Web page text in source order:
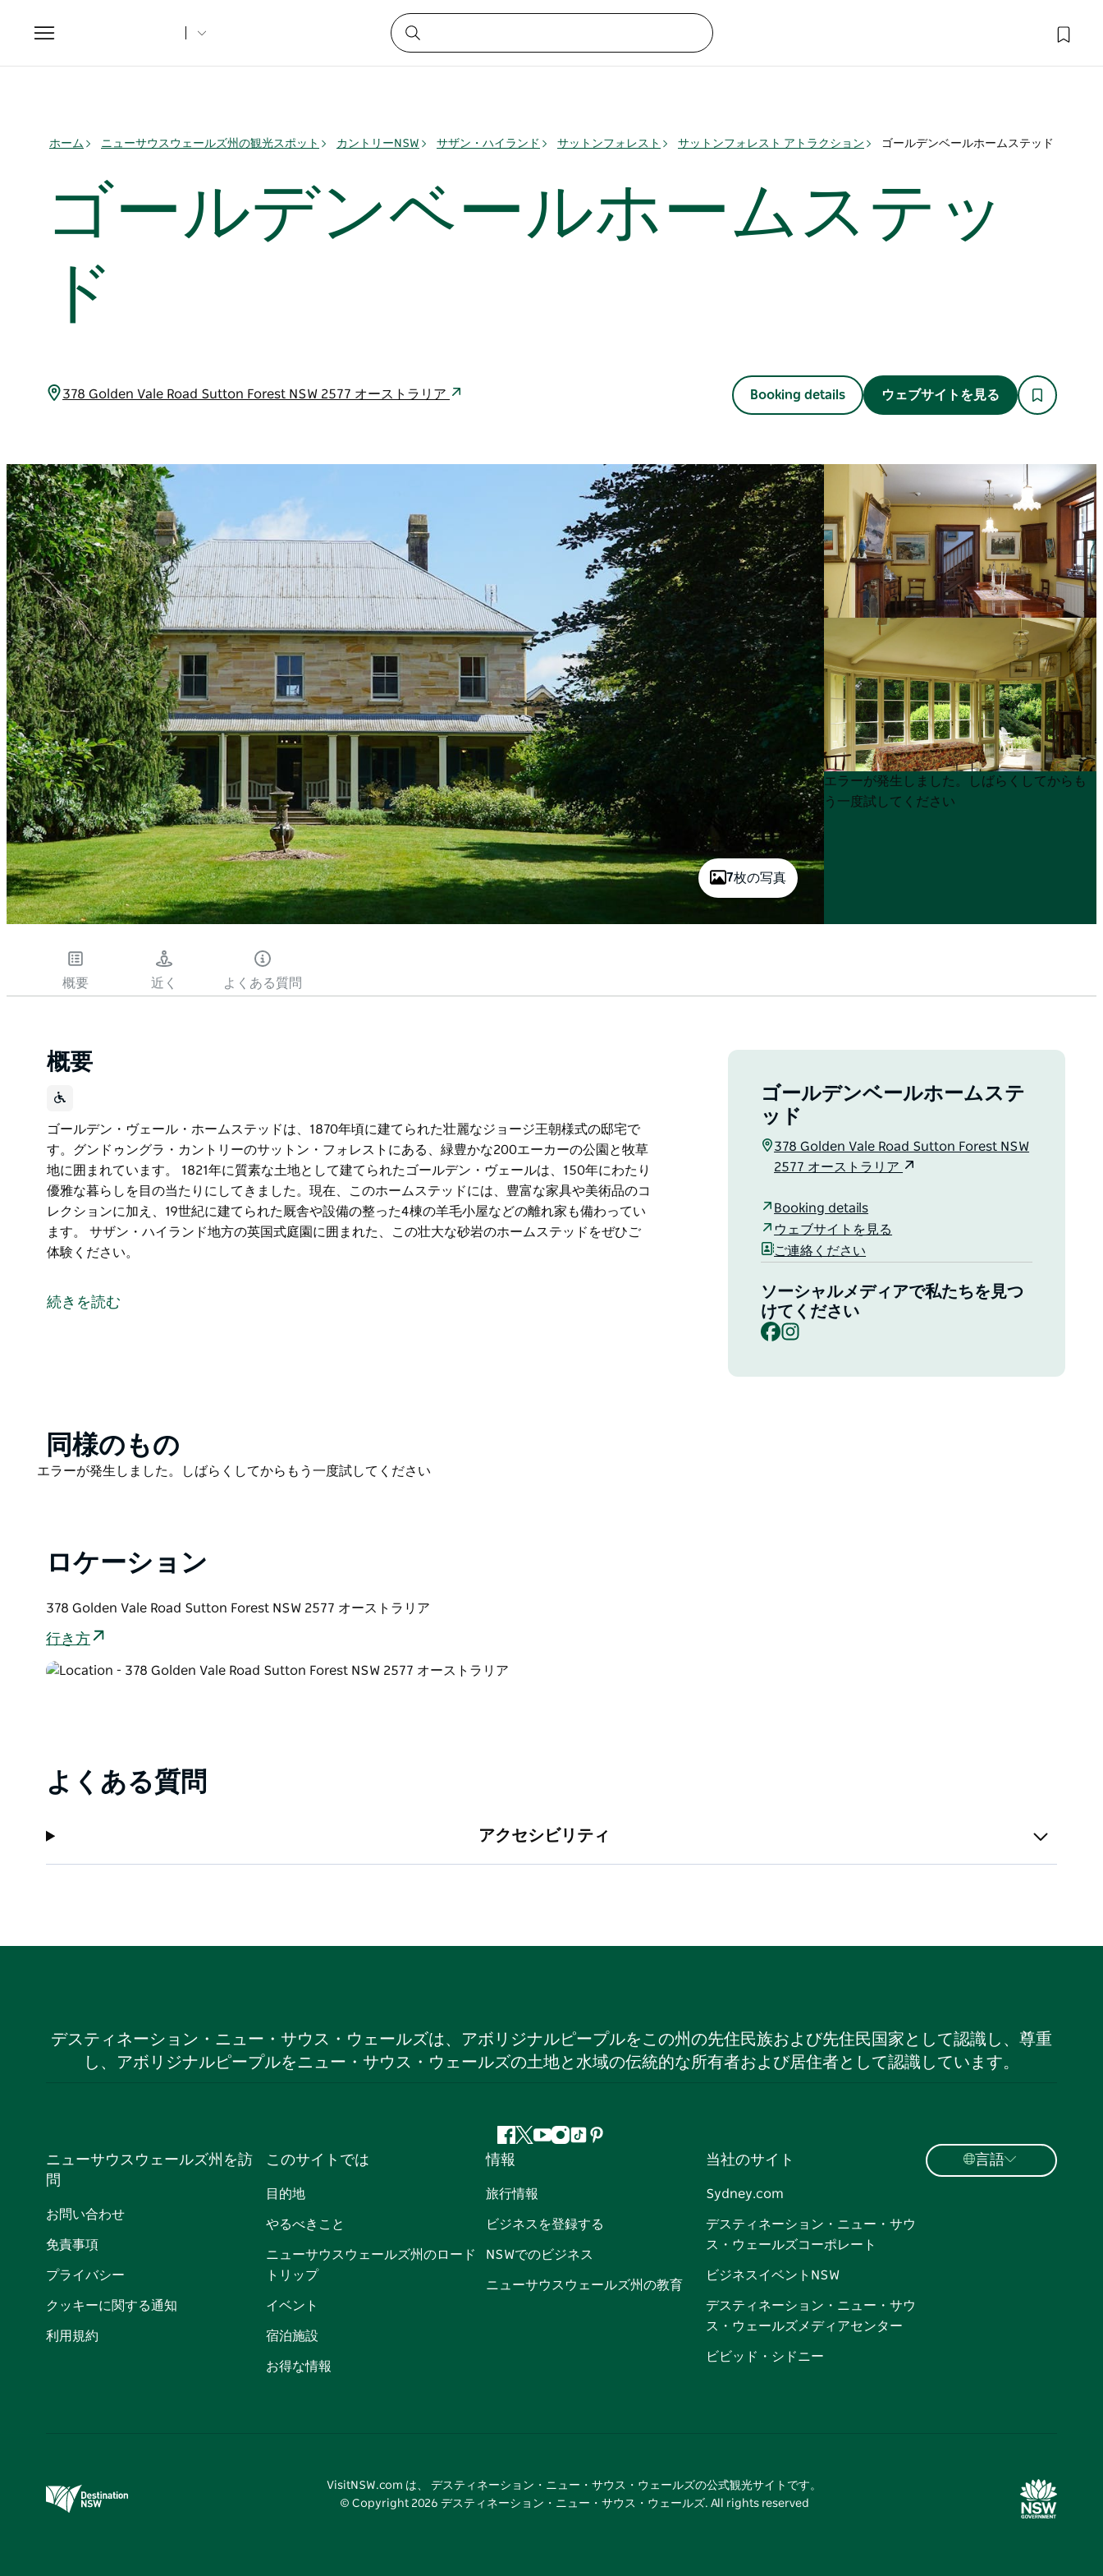
Toggle
navigation
ホーム ニューサウスウェールズ州の観光スポット カントリーNSW サザン・ハイランド サットンフォレスト サットンフォレスト アトラクション ゴールデンベールホームステッド
ゴールデンベールホームステッ
ド
378 Golden Vale Road Sutton Forest NSW 2577 オーストラリア Booking details ウェブサイトを見る
7枚の写真
Product
List
Product
List
エラーが発生しました。しばらくしてからも
う一度試してください
概要 近く よくある質問
概要
ゴールデン・ヴェール・ホームステッドは、1870年頃に建てられた壮麗なジョージ王朝様式の邸宅で
す。グンドゥングラ・カントリーのサットン・フォレストにある、緑豊かな200エーカーの公園と牧草
地に囲まれています。 1821年に質素な土地として建てられたゴールデン・ヴェールは、150年にわたり
優雅な暮らしを目の当たりにしてきました。現在、このホームステッドには、豊富な家具や美術品のコ
レクションに加え、19世紀に建てられた厩舎や設備の整った4棟の羊毛小屋などの離れ家も備わってい
ます。 サザン・ハイランド地方の英国式庭園に囲まれた、この壮大な砂岩のホームステッドをぜひご
体験ください。
す。グンドゥングラ・カントリーのサットン・フォレストにある、緑豊かな200エーカーの公園と牧草
地に囲まれています。
さい。
続きを読む
ゴールデンベールホームステ
ッド
378 Golden Vale Road Sutton Forest NSW
2577 オーストラリア
Booking details
ウェブサイトを見る
ご連絡ください
ソーシャルメディアで私たちを見つ
けてください
Facebook
Product
List
同様のもの
Product
エラーが発生しました。しばらくしてからもう一度試してください
ロケーション
378 Golden Vale Road Sutton Forest NSW 2577 オーストラリア
行き方
よくある質問
アクセシビリティ
デスティネーション・ニュー・サウス・ウェールズは、アボリジナルピープルをこの州の先住民族および先住民国家として認識し、尊重
し、アボリジナルピープルをニュー・サウス・ウェールズの土地と水域の伝統的な所有者および居住者として認識しています。
フ
ェ
イ
ブ
ッ
ツ
ッ
ー
ユ
ー
ブ
イ
グ
ラ
テ
ト
ピ
ス
ニューサウスウェールズ州を訪
問
お問い合わせ
免責事項
プライバシー
クッキーに関する通知
利用規約
このサイトでは
目的地
やるべきこと
ニューサウスウェールズ州のロード
トリップ
イベント
宿泊施設
お得な情報
情報
旅行情報
ビジネスを登録する
NSWでのビジネス
ニューサウスウェールズ州の教育
当社のサイト
Sydney.com
デスティネーション・ニュー・サウ
ス・ウェールズコーポレート
ビジネスイベントNSW
デスティネーション・ニュー・サウ
ス・ウェールズメディアセンター
ビビッド・シドニー
言語
VisitNSW.com は、 デスティネーション・ニュー・サウス・ウェールズの公式観光サイトです。
© Copyright 2026 デスティネーション・ニュー・サウス・ウェールズ. All rights reserved